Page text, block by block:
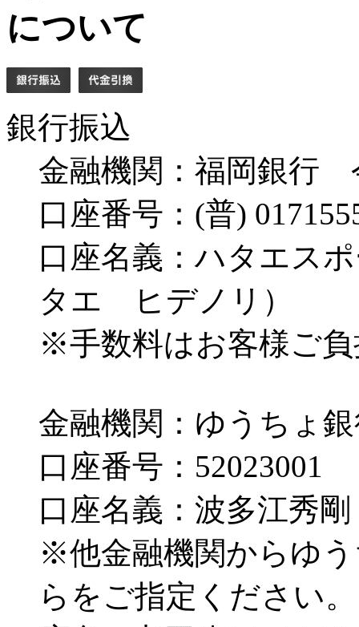
銀行振込
金融機関：福岡銀行
口座番号：(普)
口座名義：ハタエス
タエ ヒデノリ）
※手数料はお客様ご
金融機関：ゆうちょ
口座番号：52023001
口座名義：波多江秀
※他金融機関からゆ
らをご指定ください。